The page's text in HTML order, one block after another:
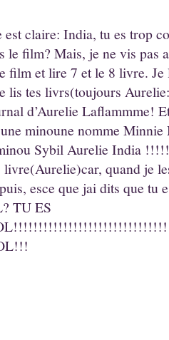
est claire: India, tu es trop
le film? Mais, je ne vis pas
et lire 7 et le 8 livre.
lis tes livrs(toujours
d’Aurelie Laflammme!
minoune nomme
Sybil Aurelie India
livre(Aurelie)car, quand je
esce que jai dits que tu
TU ES